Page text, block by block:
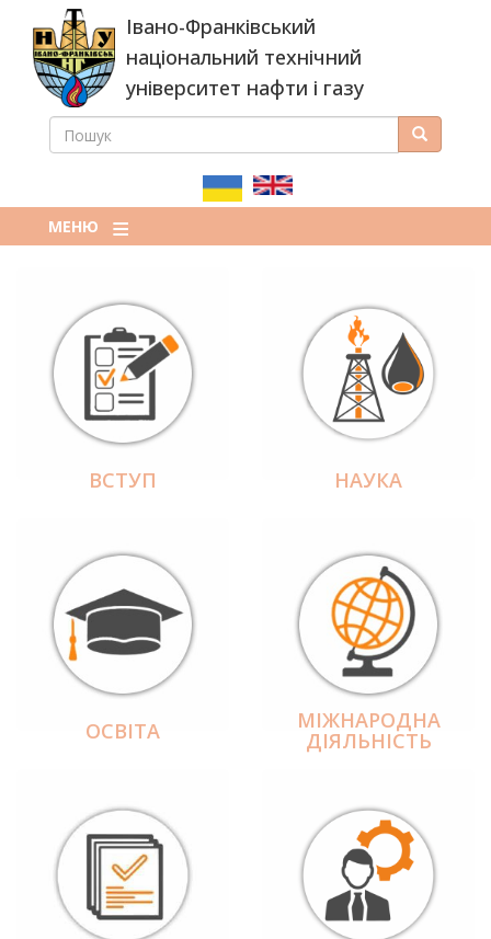
основного
вмісту
Івано-Франківський
національний технічний
університет нафти і газу
ПОШУКОВА
ПОШУК Пошук
МЕНЮ
ВСТУП НАУКА
ОСВІТА МІЖНАРОДНА
ДІЯЛЬНІCТЬ